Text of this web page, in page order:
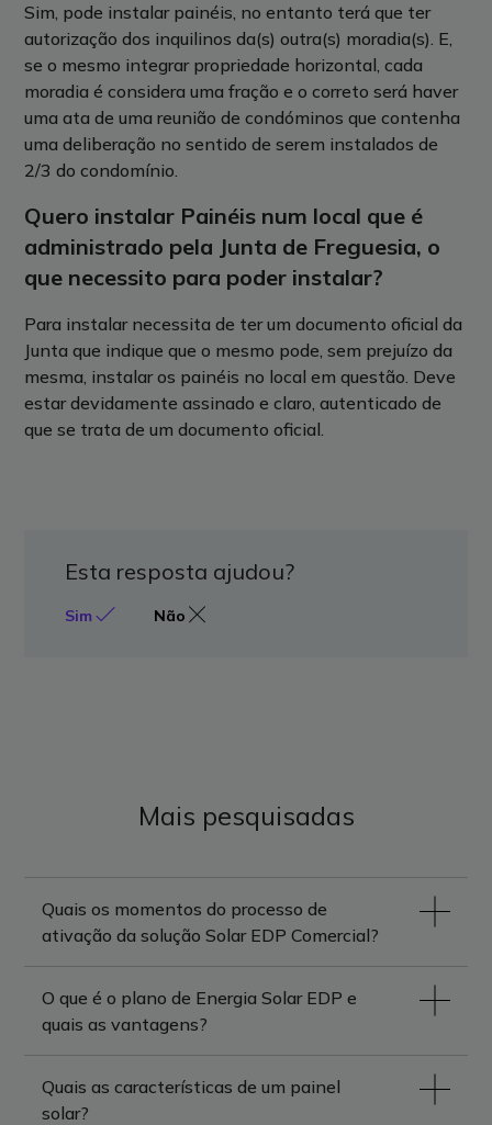
Sim, pode instalar painéis, no entanto terá que ter
autorização dos inquilinos da(s) outra(s) moradia(s). E,
se o mesmo integrar propriedade horizontal, cada
moradia é considera uma fração e o correto será haver
uma ata de uma reunião de condóminos que contenha
uma deliberação no sentido de serem instalados de
2/3 do condomínio.
Quero instalar Painéis num local que é
administrado pela Junta de Freguesia, o
que necessito para poder instalar?
Para instalar necessita de ter um documento oficial da
Junta que indique que o mesmo pode, sem prejuízo da
mesma, instalar os painéis no local em questão. Deve
estar devidamente assinado e claro, autenticado de
que se trata de um documento oficial.
Esta resposta ajudou?
Sim Não
Mais pesquisadas
Quais os momentos do processo de
ativação da solução Solar EDP Comercial?
O que é o plano de Energia Solar EDP e
quais as vantagens?
Quais as características de um painel
solar?